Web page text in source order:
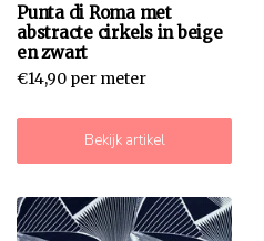
Punta di Roma met
abstracte cirkels in beige
en zwart
€14,90 per meter
Bekijk artikel